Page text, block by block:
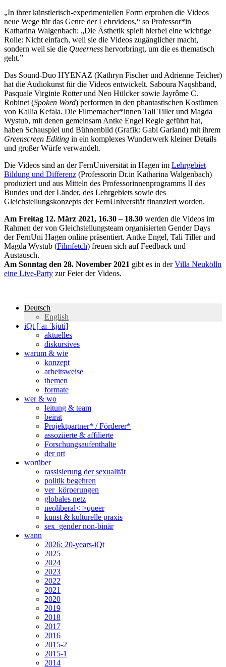
„In ihrer künstlerisch-experimentellen Form erproben die Videos
neue Wege für das Genre der Lehrvideos,“ so Professor*in
Katharina Walgenbach: „Die Ästhetik spielt hierbei eine wichtige
Rolle: Nicht einfach, weil sie die Videos zugänglicher macht,
sondern weil sie die Queerness hervorbringt, um die es thematisch
geht.”
Das Sound-Duo HYENAZ (Kathryn Fischer und Adrienne Teicher)
hat die Audiokunst für die Videos entwickelt. Saboura Naqshband,
Pasquale Virginie Rotter und Neo Hülcker sowie Jayrôme C.
Robinet (Spoken Word) performen in den phantastischen Kostümen
von Kallia Kefala. Die Filmemacher*innen Tali Tiller und Magda
Wystub, mit denen gemeinsam Antke Engel Regie geführt hat,
haben Schauspiel und Bühnenbild (Grafik: Gabi Garland) mit ihrem
Greenscreen Editing in ein komplexes Wunderwerk kleiner Details
und großer Würfe verwandelt.
Die Videos sind an der FernUniversität in Hagen im Lehrgebiet
Bildung und Differenz (Professorin Dr.in Katharina Walgenbach)
produziert und aus Mitteln des Professorinnenprogramms II des
Bundes und der Länder, des Lehrgebiets sowie des
Gleichstellungskonzepts der FernUniversität finanziert worden.
Am Freitag 12. März 2021, 16.30 – 18.30 werden die Videos im
Rahmen der von Gleichstellungsteam organisierten Gender Days
der FernUni Hagen online präsentiert. Antke Engel, Tali Tiller und
Magda Wystub (Filmfetch) freuen sich auf Feedback und
Austausch.
Am Sonntag den 28. November 2021 gibt es in derVilla Neukölln
eine Live-Party zur Feier der Videos.
Deutsch
English
iQt [ˈaɪ ˈkjuti]
aktuelles
diskursives
warum & wie
konzept
arbeitsweise
themen
formate
wer & wo
leitung & team
beirat
Projektpartner* / Förderer*
assoziierte & affilierte
Forschungsaufenthalte
der ort
worüber
rassisierung der sexualität
politik begehren
ver_körperungen
globales netz
neoliberal< >queer
kunst & kulturelle praxis
sex_gender non-binär
wann
2026: 20-years-iQt
2025
2024
2023
2022
2021
2020
2019
2018
2017
2016
2015-2
2015-1
2014